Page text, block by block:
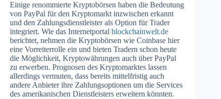
Einige renommierte Kryptobörsen haben die Bedeutung
von PayPal für den Kryptomarkt inzwischen erkannt
und den Zahlungsdienstleister als Option für Trader
integriert. Wie das Internetportal blockchainwelt.de
berichtet, nehmen die Kryptobörsen wie Coinbase hier
eine Vorreiterrolle ein und bieten Tradern schon heute
die Möglichkeit, Kryptowährungen auch über PayPal
zu erwerben. Prognosen des Kryptomarktes lassen
allerdings vermuten, dass bereits mittelfristig auch
andere Anbieter ihre Zahlungsoptionen um die Services
des amerikanischen Dienstleisters erweitern könnten.